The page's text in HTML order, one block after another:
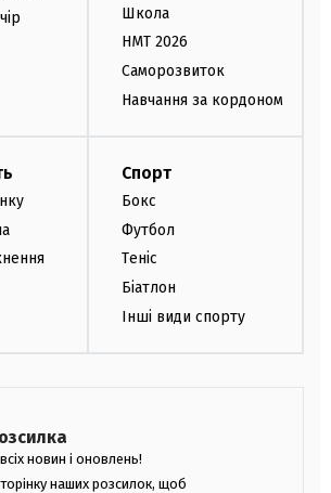
Школа
НМТ 2026
Саморозвиток
Навчання за кордоном
Спорт
Бокс
Футбол
Теніс
Біатлон
Інші види спорту
новин і оновлень!
наших розсилок, щоб